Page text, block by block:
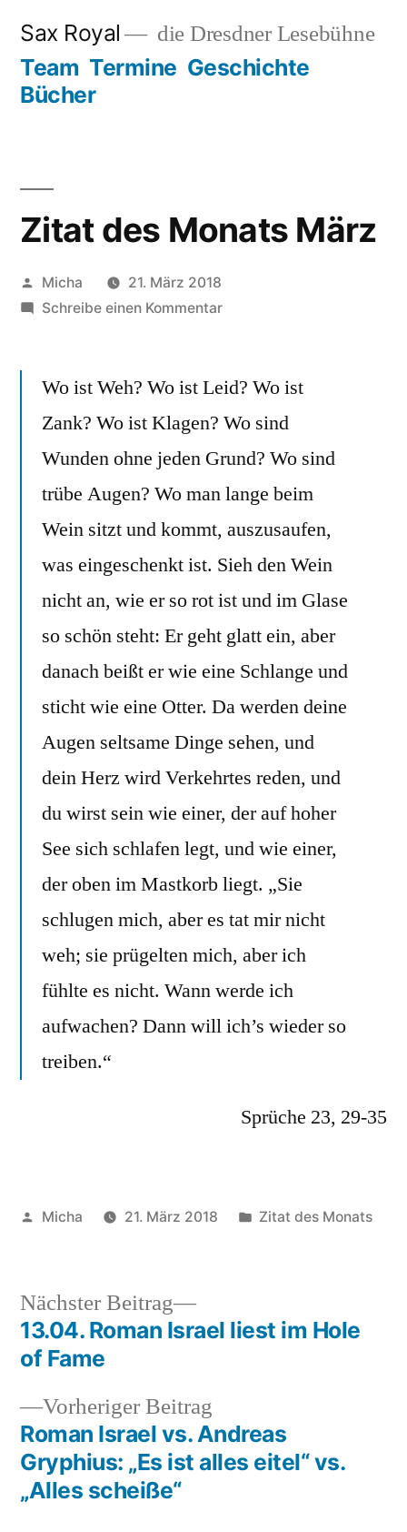
springen
Sax Royal die Dresdner Lesebühne
Team Termine Geschichte
Bücher
Zitat des Monats März
Veröffentlicht
von
Micha
21. März 2018
Schreibe einen Kommentarzu
Monats
Wo ist Weh? Wo ist Leid? Wo ist
Zank? Wo ist Klagen? Wo sind
Wunden ohne jeden Grund? Wo sind
trübe Augen? Wo man lange beim
Wein sitzt und kommt, auszusaufen,
was eingeschenkt ist. Sieh den Wein
nicht an, wie er so rot ist und im Glase
so schön steht: Er geht glatt ein, aber
danach beißt er wie eine Schlange und
sticht wie eine Otter. Da werden deine
Augen seltsame Dinge sehen, und
dein Herz wird Verkehrtes reden, und
du wirst sein wie einer, der auf hoher
See sich schlafen legt, und wie einer,
der oben im Mastkorb liegt. „Sie
schlugen mich, aber es tat mir nicht
weh; sie prügelten mich, aber ich
fühlte es nicht. Wann werde ich
aufwachen? Dann will ich’s wieder so
treiben.“
Sprüche 23, 29-35
Veröffentlicht
Micha 21. März 2018
Veröffentlicht
Zitat des Monats
Beitragsnavigation
Vorheriger Beitrag
Beitrag:
Roman Israel vs. Andreas
Gryphius: „Es ist alles eitel“ vs.
„Alles scheiße“
Nächster Beitrag
Nächster
Beitrag:
13.04. Roman Israel liest im Hole
of Fame